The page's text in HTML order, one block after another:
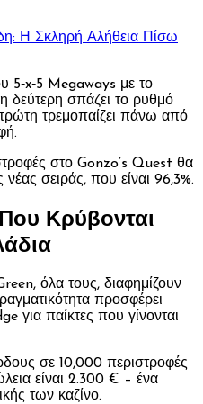
Η Σκληρή Αλήθεια Πίσω
5‑x‑5 Megaways με το
δεύτερη σπάζει το ρυθμό
τρεμοπαίζει πάνω από
στο Gonzo’s Quest θα
σειράς, που είναι 96,3%.
Κρύβονται
όλα τους, διαφημίζουν
προσφέρει
για παίκτες που γίνονται
σε 10,000 περιστροφές
είναι 2.300 € – ένα
των καζίνο.